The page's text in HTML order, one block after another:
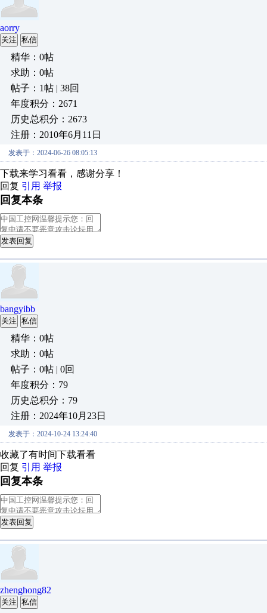
aorry
关注 私信
精华：0帖
求助：0帖
帖子：1帖 | 38回
年度积分：2671
历史总积分：2673
注册：2010年6月11日
发表于：2024-06-26 08:05:13
下载来学习看看，感谢分享！
回复 引用 举报
回复本条
发表回复
bangyibb
关注 私信
精华：0帖
求助：0帖
帖子：0帖 | 0回
年度积分：79
历史总积分：79
注册：2024年10月23日
发表于：2024-10-24 13:24:40
收藏了有时间下载看看
回复 引用 举报
回复本条
发表回复
zhenghong82
关注 私信